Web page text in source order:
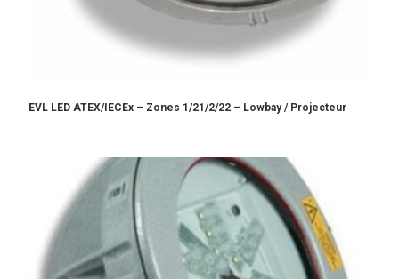
EVL LED ATEX/IECEx – Zones 1/21/2/22 – Lowbay / Projecteur